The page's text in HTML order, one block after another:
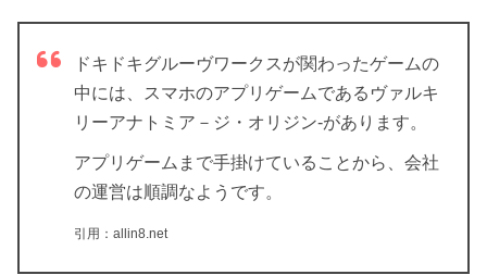
ドキドキグルーヴワークスが関わったゲームの
中には、スマホのアプリゲームであるヴァルキ
リーアナトミア－ジ・オリジン-があります。
アプリゲームまで手掛けていることから、会社
の運営は順調なようです。
引用：allin8.net